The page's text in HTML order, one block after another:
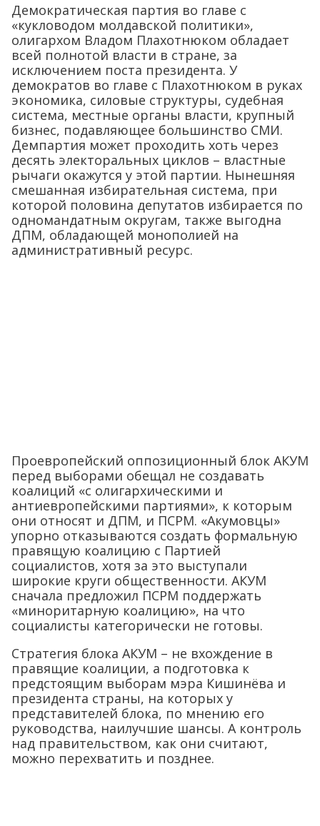
Демократическая партия во главе с
«кукловодом молдавской политики»,
олигархом Владом Плахотнюком обладает
всей полнотой власти в стране, за
исключением поста президента. У
демократов во главе с Плахотнюком в руках
экономика, силовые структуры, судебная
система, местные органы власти, крупный
бизнес, подавляющее большинство СМИ.
Демпартия может проходить хоть через
десять электоральных циклов – властные
рычаги окажутся у этой партии. Нынешняя
смешанная избирательная система, при
которой половина депутатов избирается по
одномандатным округам, также выгодна
ДПМ, обладающей монополией на
административный ресурс.
Проевропейский оппозиционный блок АКУМ
перед выборами обещал не создавать
коалиций «с олигархическими и
антиевропейскими партиями», к которым
они относят и ДПМ, и ПСРМ. «Акумовцы»
упорно отказываются создать формальную
правящую коалицию с Партией
социалистов, хотя за это выступали
широкие круги общественности. АКУМ
сначала предложил ПСРМ поддержать
«миноритарную коалицию», на что
социалисты категорически не готовы.
Стратегия блока АКУМ – не вхождение в
правящие коалиции, а подготовка к
предстоящим выборам мэра Кишинёва и
президента страны, на которых у
представителей блока, по мнению его
руководства, наилучшие шансы. А контроль
над правительством, как они считают,
можно перехватить и позднее.